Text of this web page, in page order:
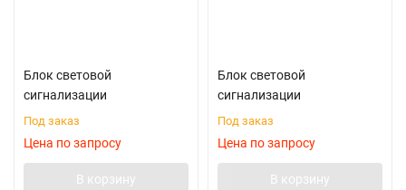
Блок световой
сигнализации
Под заказ
Цена по запросу
В корзину
Блок световой
сигнализации
Под заказ
Цена по запросу
В корзину